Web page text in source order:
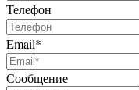
Телефон
Email*
Сообщение